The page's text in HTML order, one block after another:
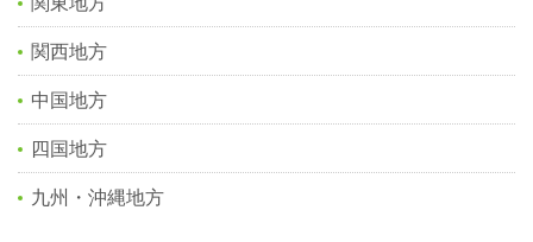
関西地方
中国地方
四国地方
九州・沖縄地方